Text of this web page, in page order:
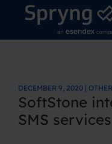
DECEMBER 9, 2020 |
SoftStone
SMS services